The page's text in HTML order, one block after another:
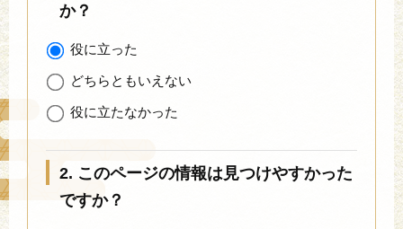
か？
役に立った
どちらともいえない
役に立たなかった
2. このページの情報は見つけやすかった
ですか？